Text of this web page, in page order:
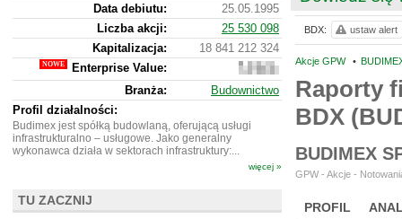
Akcje GPW •
Raporty
BDX
BUDIMEX
GPW - Akcje -
PROFIL
BDX: ustaw alert
Data debiutu:
25.05.1995
Liczba akcji:
25 530 098
Kapitalizacja:
18 841 212 324
Enterprise Value:
16
472
187
Branża:
Budownictwo
Profil działalności:
Budimex jest spółką budowlaną, oferującą usługi
infrastrukturalno – usługowe. Jako generalny
wykonawca działa w sektorach infrastruktury:...
więcej »
TU ZACZNIJ